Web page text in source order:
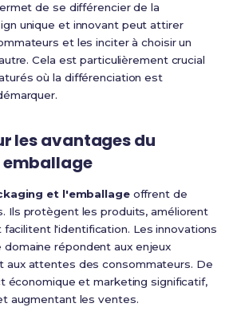
de se différencier de la
unique et innovant peut attirer
et les inciter à choisir un
Cela est particulièrement crucial
où la différenciation est
les avantages du
et l'emballageoffrent de
Ils protègent les produits, améliorent
l'identification. Les innovations
répondent aux enjeux
aux attentes des consommateurs. De
économique et marketing significatif,
augmentant les ventes.